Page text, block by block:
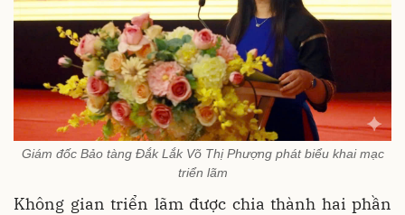
Giám đốc Bảo tàng Đắk Lắk Võ Thị Phượng phát biểu khai mạc
triển lãm
Không gian triển lãm được chia thành hai phần